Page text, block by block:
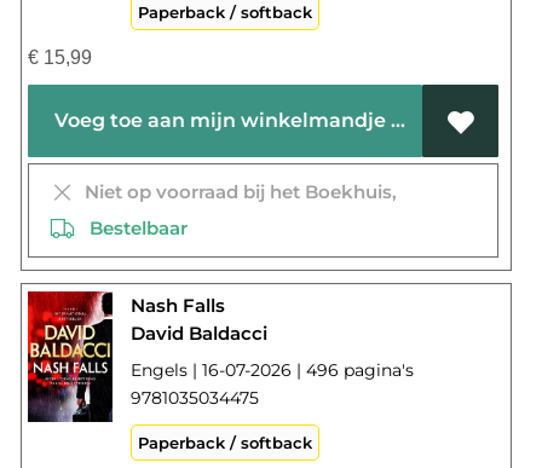
Paperback / softback
€15,99
Voeg toe aan mijn winkelmandje
Niet op voorraad bij het Boekhuis,
Bestelbaar
Nash Falls
David Baldacci
Engels | 16-07-2026 | 496 pagina's
9781035034475
Paperback / softback